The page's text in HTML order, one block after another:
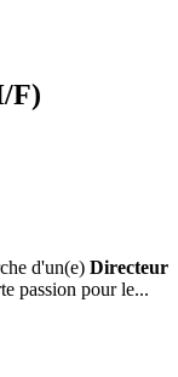
F)
d'un(e) Directeur
passion pour le...